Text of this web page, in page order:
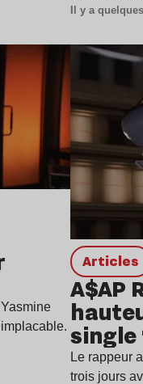
Il y a
Articles
A$AP
single
Le rappeur
trois jours
l’article